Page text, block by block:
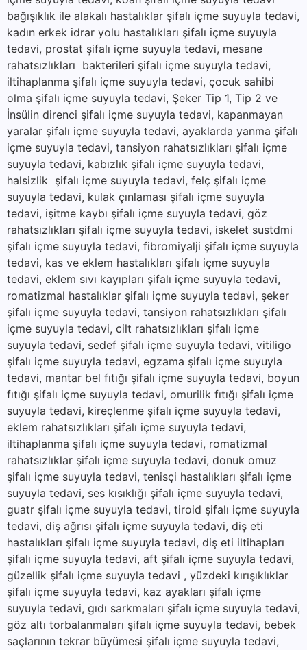
bağışıklık ile alakalı hastalıklar şifalı içme suyuyla tedavi,
kadın erkek idrar yolu hastalıkları şifalı içme suyuyla
tedavi, prostat şifalı içme suyuyla tedavi, mesane
rahatsızlıkları bakterileri şifalı içme suyuyla tedavi,
iltihaplanma şifalı içme suyuyla tedavi, çocuk sahibi
olma şifalı içme suyuyla tedavi, Şeker Tip 1, Tip 2 ve
İnsülin direnci şifalı içme suyuyla tedavi, kapanmayan
yaralar şifalı içme suyuyla tedavi, ayaklarda yanma şifalı
içme suyuyla tedavi, tansiyon rahatsızlıkları şifalı içme
suyuyla tedavi, kabızlık şifalı içme suyuyla tedavi,
halsizlik şifalı içme suyuyla tedavi, felç şifalı içme
suyuyla tedavi, kulak çınlaması şifalı içme suyuyla
tedavi, işitme kaybı şifalı içme suyuyla tedavi, göz
rahatsızlıkları şifalı içme suyuyla tedavi, iskelet sustdmi
şifalı içme suyuyla tedavi, fibromiyalji şifalı içme suyuyla
tedavi, kas ve eklem hastalıkları şifalı içme suyuyla
tedavi, eklem sıvı kayıpları şifalı içme suyuyla tedavi,
romatizmal hastalıklar şifalı içme suyuyla tedavi, şeker
şifalı içme suyuyla tedavi, tansiyon rahatsızlıkları şifalı
içme suyuyla tedavi, cilt rahatsızlıkları şifalı içme
suyuyla tedavi, sedef şifalı içme suyuyla tedavi, vitiligo
şifalı içme suyuyla tedavi, egzama şifalı içme suyuyla
tedavi, mantar bel fıtığı şifalı içme suyuyla tedavi, boyun
fıtığı şifalı içme suyuyla tedavi, omurilik fıtığı şifalı içme
suyuyla tedavi, kireçlenme şifalı içme suyuyla tedavi,
eklem rahatsızlıkları şifalı içme suyuyla tedavi,
iltihaplanma şifalı içme suyuyla tedavi, romatizmal
rahatsızlıklar şifalı içme suyuyla tedavi, donuk omuz
şifalı içme suyuyla tedavi, tenisçi hastalıkları şifalı içme
suyuyla tedavi, ses kısıklığı şifalı içme suyuyla tedavi,
guatr şifalı içme suyuyla tedavi, tiroid şifalı içme suyuyla
tedavi, diş ağrısı şifalı içme suyuyla tedavi, diş eti
hastalıkları şifalı içme suyuyla tedavi, diş eti iltihapları
şifalı içme suyuyla tedavi, aft şifalı içme suyuyla tedavi,
güzellik şifalı içme suyuyla tedavi , yüzdeki kırışıklıklar
şifalı içme suyuyla tedavi, kaz ayakları şifalı içme
suyuyla tedavi, gıdı sarkmaları şifalı içme suyuyla tedavi,
göz altı torbalanmaları şifalı içme suyuyla tedavi, bebek
saçlarının tekrar büyümesi şifalı içme suyuyla tedavi,